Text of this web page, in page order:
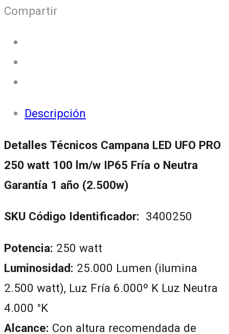
Compartir
Descripción
Detalles Técnicos Campana LED UFO PRO
250 watt 100 lm/w IP65 Fría o Neutra
Garantía 1 año (2.500w)
SKU Código Identificador: 3400250
Potencia: 250 watt
Luminosidad: 25.000 Lumen (ilumina
2.500 watt), Luz Fría 6.000º K Luz Neutra
4.000 °K
Alcance: Con altura recomendada de